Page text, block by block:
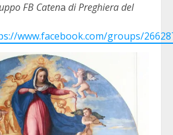
FB Catena di Preghiera del
www.facebook.com/groups/